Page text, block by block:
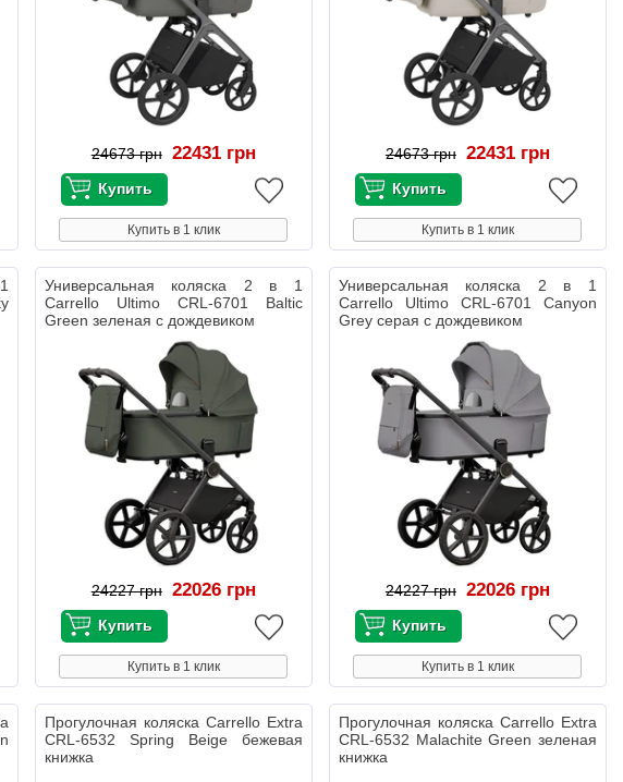
24673 грн 22431 грн
Купить в 1 клик
24673 грн 22431 грн
Купить в 1 клик
Универсальная коляска 2 в 1
Carrello Ultimo CRL-6701 Baltic
Green зеленая с дождевиком
24227 грн 22026 грн
Купить в 1 клик
Универсальная коляска 2 в 1
Carrello Ultimo CRL-6701 Canyon
Grey серая с дождевиком
24227 грн 22026 грн
Купить в 1 клик
Прогулочная коляска Carrello Extra
CRL-6532 Spring Beige бежевая
книжка
Прогулочная коляска Carrello Extra
CRL-6532 Malachite Green зеленая
книжка